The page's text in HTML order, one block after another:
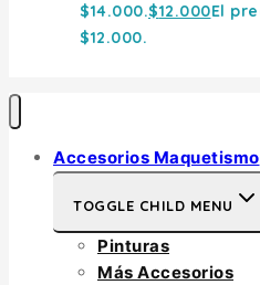
$14.000.$12.000El
$12.000.
Accesorios Maquetismo
TOGGLE CHILD MENU
Pinturas
Más Accesorios